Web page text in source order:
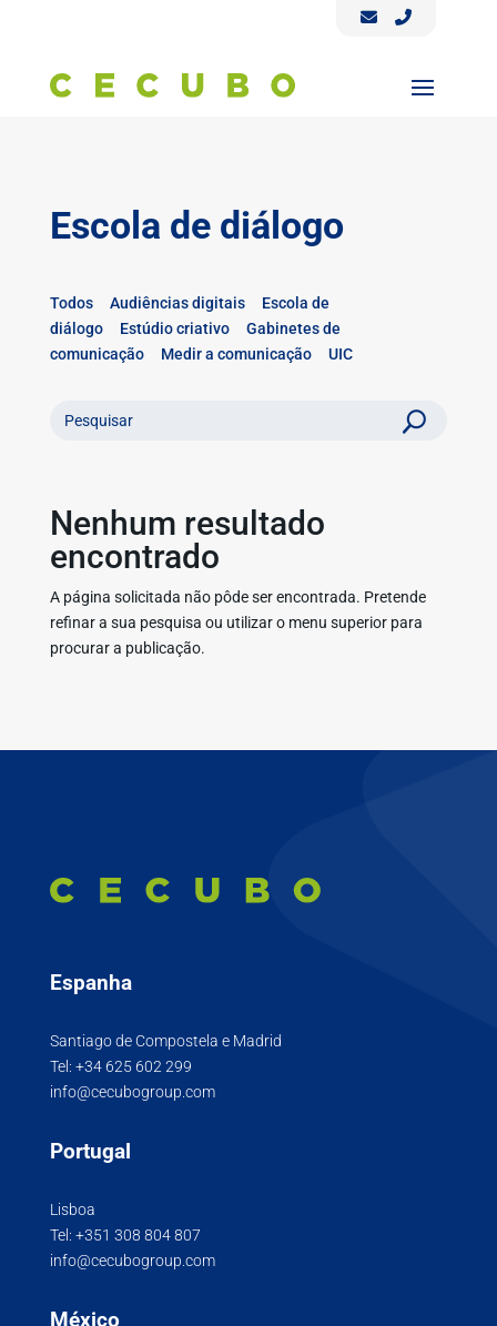
Escola de diálogo
Todos Audiências digitais
Escola de
diálogo
Estúdio criativo
Gabinetes de
comunicação
Medir a comunicação UIC
Nenhum resultado
encontrado
A página solicitada não pôde ser encontrada. Pretende
refinar a sua pesquisa ou utilizar o menu superior para
procurar a publicação.
Espanha
Santiago de Compostela e Madrid
Tel: +34 625 602 299
info@cecubogroup.com
Portugal
Lisboa
Tel: +351 308 804 807
info@cecubogroup.com
México